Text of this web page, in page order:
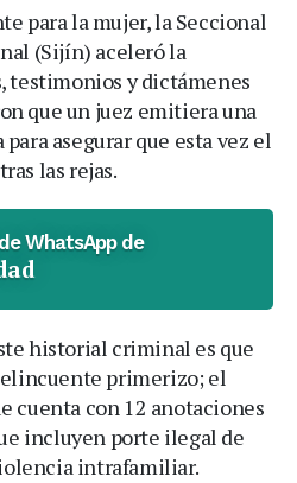
para la mujer, la Seccional
(Sijín) aceleró la
testimonios y dictámenes
que un juez emitiera una
asegurar que esta vez el
las rejas.
WhatsApp de
historial criminal es que
primerizo; el
cuenta con 12 anotaciones
incluyen porte ilegal de
intrafamiliar.